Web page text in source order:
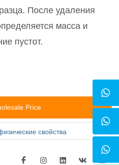
После удаления
масса и
пустот.
Price
свойства